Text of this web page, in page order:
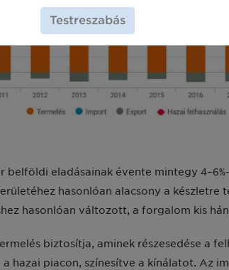
eladásainak évente mintegy
hasonlóan alacsony a
hasonlóan változott, a forgalom kis
biztosítja, aminek részesedése a
hazai piacon, színesítve a kínálatot. Az
Testreszabás